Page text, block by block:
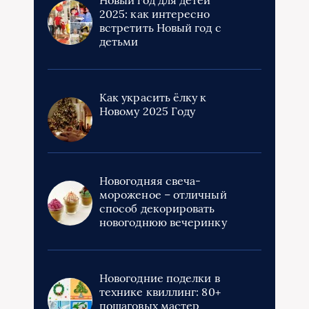
2025: как интересно
встретить Новый год с
детьми
Как украсить ёлку к
Новому 2025 Году
Новогодняя свеча-
мороженое – отличный
способ декорировать
новогоднюю вечеринку
Новогодние поделки в
технике квиллинг: 80+
пошаговых мастер